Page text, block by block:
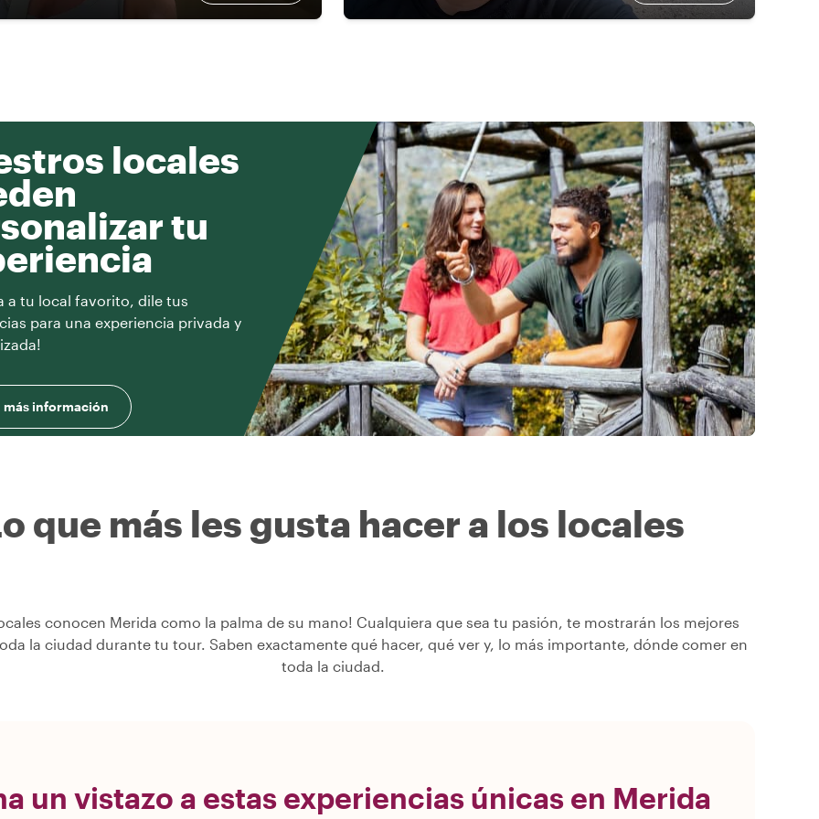
locales
tu
a tu local favorito, dile tus
para una experiencia privada y
más información
que más les gusta hacer a los locales
conocen Merida como la palma de su mano! Cualquiera que sea tu pasión, te mostrarán los mejores
la ciudad durante tu tour. Saben exactamente qué hacer, qué ver y, lo más importante, dónde comer en
toda la ciudad.
un vistazo a estas experiencias únicas en Merida